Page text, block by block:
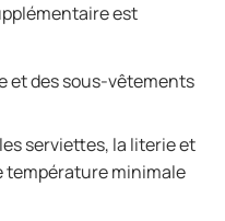
est
et des sous-vêtements
serviettes, la literie et
température minimale